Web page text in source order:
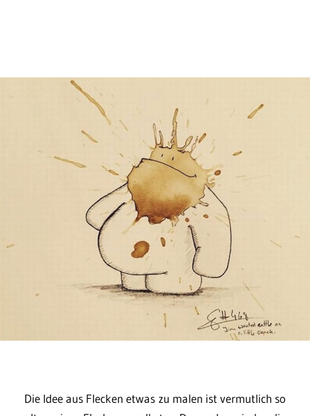
Die Idee aus Flecken etwas zu malen ist vermutlich so